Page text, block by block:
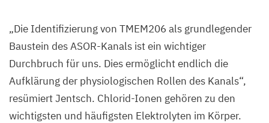
„Die Identifizierung von TMEM206 als grundlegender
Baustein des ASOR-Kanals ist ein wichtiger
Durchbruch für uns. Dies ermöglicht endlich die
Aufklärung der physiologischen Rollen des Kanals“,
resümiert Jentsch. Chlorid-Ionen gehören zu den
wichtigsten und häufigsten Elektrolyten im Körper.